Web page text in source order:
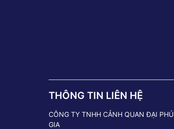
THÔNG TIN LIÊN HỆ
CÔNG TY TNHH CẢNH QUAN ĐẠI PHÚ
GIA